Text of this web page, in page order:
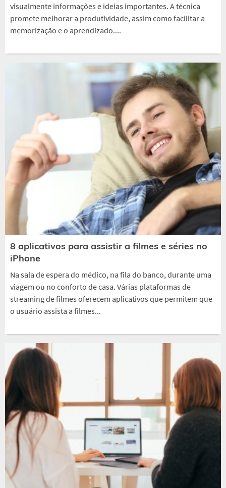
visualmente informações e ideias importantes. A técnica
promete melhorar a produtividade, assim como facilitar a
memorização e o aprendizado....
8 aplicativos para assistir a filmes e séries no
iPhone
Na sala de espera do médico, na fila do banco, durante uma
viagem ou no conforto de casa. Várias plataformas de
streaming de filmes oferecem aplicativos que permitem que
o usuário assista a filmes...